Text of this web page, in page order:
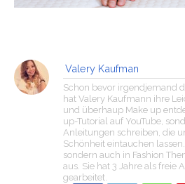
Valery Kaufman
Schon bevor irgendjemand
hat Valery Kaufmann ihre
und überhaup Make up
up-Tutorial auf YouTube,
Anleitungen schreiben, die
Schönheit eintauchen
sondern auch in Fashion
aus. Sie hat 3 Jahre als freie
gearbeitet.